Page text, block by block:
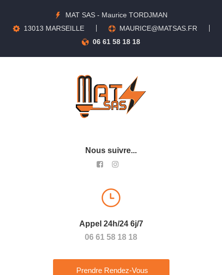
MAT SAS - Maurice TORDJMAN
13013 MARSEILLE
MAURICE@MATSAS.FR
06 61 58 18 18
Nous suivre...
Appel 24h/24 6j/7
06 61 58 18 18
Prendre Rendez-Vous